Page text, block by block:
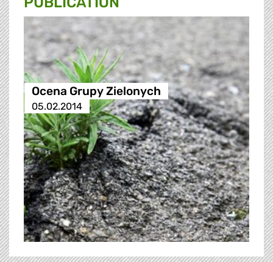
Ocena Grupy Zielonych
05.02.2014